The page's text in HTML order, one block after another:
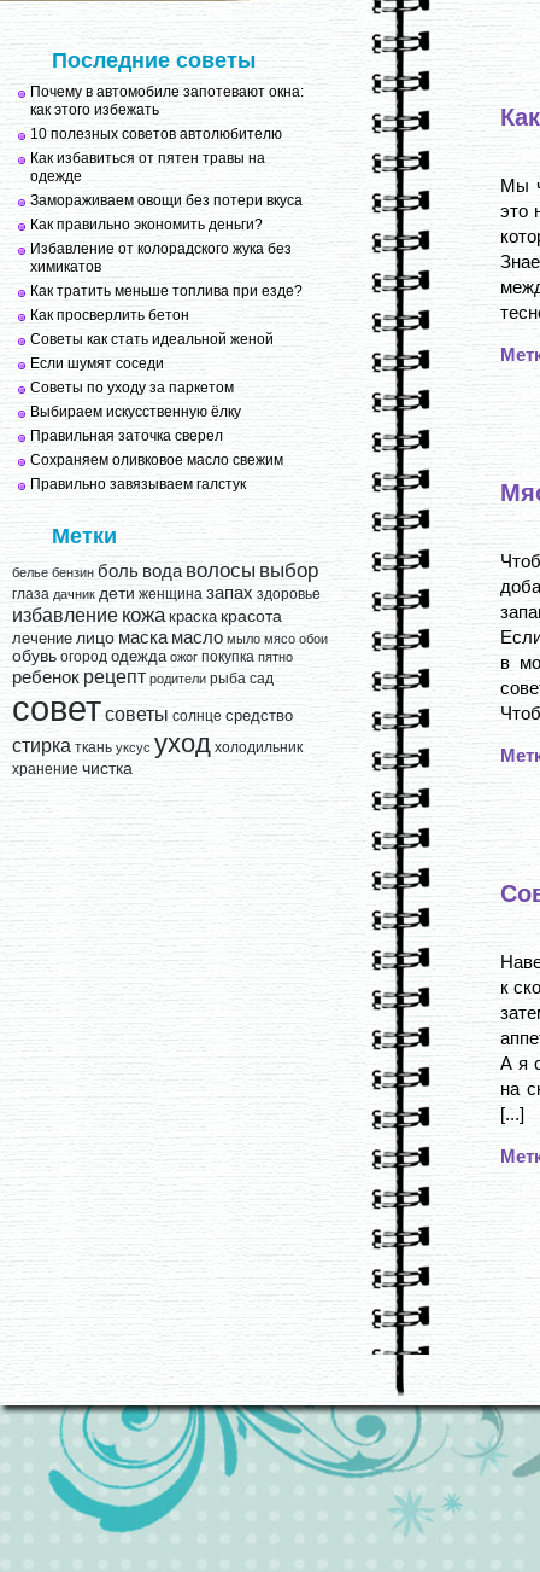
Последние советы
Почему в автомобиле запотевают окна:
как этого избежать
10 полезных советов автолюбителю
Как избавиться от пятен травы на
одежде
Замораживаем овощи без потери вкуса
Как правильно экономить деньги?
Избавление от колорадского жука без
химикатов
Как тратить меньше топлива при езде?
Как просверлить бетон
Советы как стать идеальной женой
Если шумят соседи
Советы по уходу за паркетом
Выбираем искусственную ёлку
Правильная заточка сверел
Сохраняем оливковое масло свежим
Правильно завязываем галстук
Метки
белье бензин боль вода волосы выбор
глаза дачник дети женщина запах здоровье
избавление кожа краска красота
лечение лицо маска масло мыло мясо обои
обувь огород одежда ожог покупка пятно
ребенок рецепт родители рыба сад
советсоветы солнце средство
стирка ткань уксус уход холодильник
хранение чистка
Мы
это
в
к
А я
на
[...]